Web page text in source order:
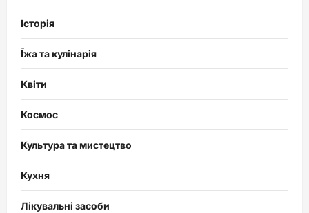
Історія
Їжа та кулінарія
Квіти
Космос
Культура та мистецтво
Кухня
Лікувальні засоби